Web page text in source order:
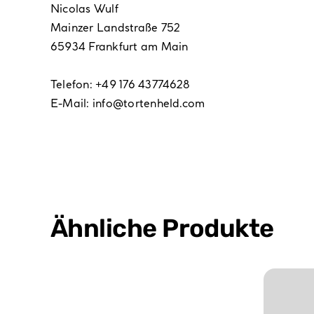
Nicolas Wulf
Mainzer Landstraße 752
65934 Frankfurt am Main
Telefon: +49 176 43774628
E-Mail: info@tortenheld.com
Ähnliche Produkte